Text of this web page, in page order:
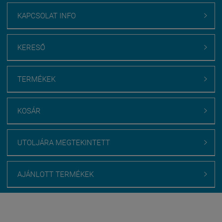
KAPCSOLAT INFO 
KERESŐ 
TERMÉKEK 
KOSÁR 
UTOLJÁRA MEGTEKINTETT 
AJÁNLOTT TERMÉKEK 